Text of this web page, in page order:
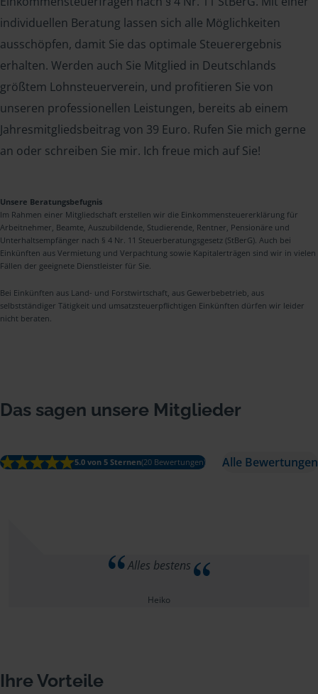
individuellen Beratung lassen sich alle Möglichkeiten
ausschöpfen, damit Sie das optimale Steuerergebnis
erhalten. Werden auch Sie Mitglied in Deutschlands
größtem Lohnsteuerverein, und profitieren Sie von
unseren professionellen Leistungen, bereits ab einem
Jahresmitgliedsbeitrag von 39 Euro. Rufen Sie mich gerne
an oder schreiben Sie mir. Ich freue mich auf Sie!
Unsere Beratungsbefugnis
Im Rahmen einer Mitgliedschaft erstellen wir die Einkommensteuererklärung für
Arbeitnehmer, Beamte, Auszubildende, Studierende, Rentner, Pensionäre und
Unterhaltsempfänger nach § 4 Nr. 11 Steuerberatungsgesetz (StBerG). Auch bei
Einkünften aus Vermietung und Verpachtung sowie Kapitalerträgen sind wir in vielen
Fällen der geeignete Dienstleister für Sie.
Bei Einkünften aus Land- und Forstwirtschaft, aus Gewerbebetrieb, aus
selbstständiger Tätigkeit und umsatzsteuerpflichtigen Einkünften dürfen wir leider
nicht beraten.
Das sagen unsere Mitglieder
5.0 von 5 Sternen(20 Bewertungen) Alle Bewertungen
Alles bestens
Heiko
Ihre Vorteile